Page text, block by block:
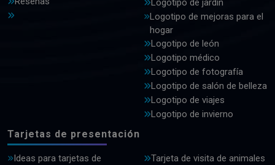
Logotipo de jardín
Logotipo de mejoras para el
hogar
Logotipo de león
Logotipo médico
Logotipo de fotografía
Logotipo de salón de belleza
Logotipo de viajes
Logotipo de invierno
Tarjetas de presentación
Ideas para tarjetas de
Tarjeta de visita de animales